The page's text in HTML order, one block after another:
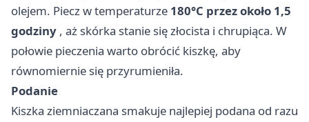
olejem. Piecz w temperaturze 180°C przez około 1,5
godziny , aż skórka stanie się złocista i chrupiąca. W
połowie pieczenia warto obrócić kiszkę, aby
równomiernie się przyrumieniła.
Podanie
Kiszka ziemniaczana smakuje najlepiej podana od razu